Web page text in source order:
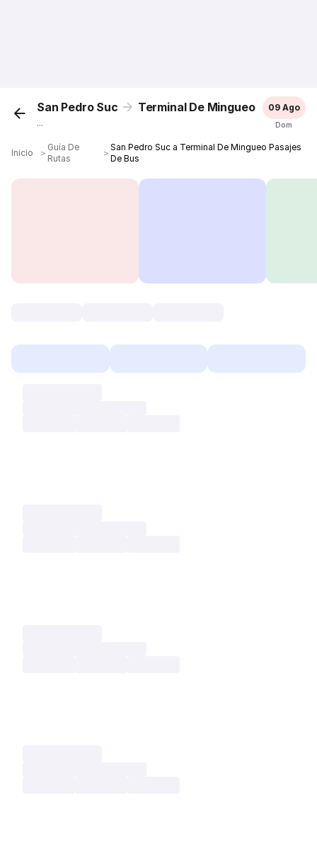
San Pedro Suc Terminal De Mingueo
...
09 Ago
Dom
Inicio ＞
Guía De
Rutas
＞
San Pedro Suc a Terminal De Mingueo Pasajes
De Bus